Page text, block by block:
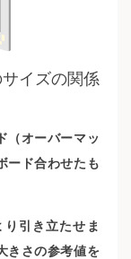
イズの関係
（オーバーマッ
ード合わせたも
引き立たせま
きさの参考値を